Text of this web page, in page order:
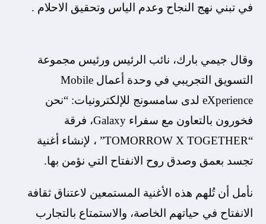
في تبني نهج النجاح وعدم الياس وتحقيق الاحلام .
وقال جيمي بارك، نائب الرئيس ورئيس مجموعة
التسويق التجريبي في وحدة أعمال Mobile
eXperience لدى سامسونج للإلكترونيات: “نحن
فخورون بالتعاون مع سفراء Galaxy، فرقة
“TOMORROW X TOGETHER” ، لإنشاء أغنية
تجسد بعمق وصدق روح الانفتاح التي نؤمن بها.
نأمل أن تُلهم هذه الأغنية المستمعين لاعتناق ثقافة
الانفتاح في حياتهم الخاصة، والاستمتاع بالتجارب